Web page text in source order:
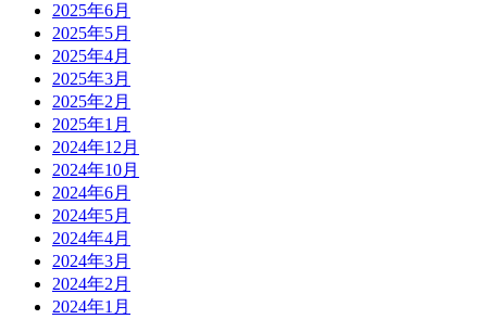
2025年6月
2025年5月
2025年4月
2025年3月
2025年2月
2025年1月
2024年12月
2024年10月
2024年6月
2024年5月
2024年4月
2024年3月
2024年2月
2024年1月